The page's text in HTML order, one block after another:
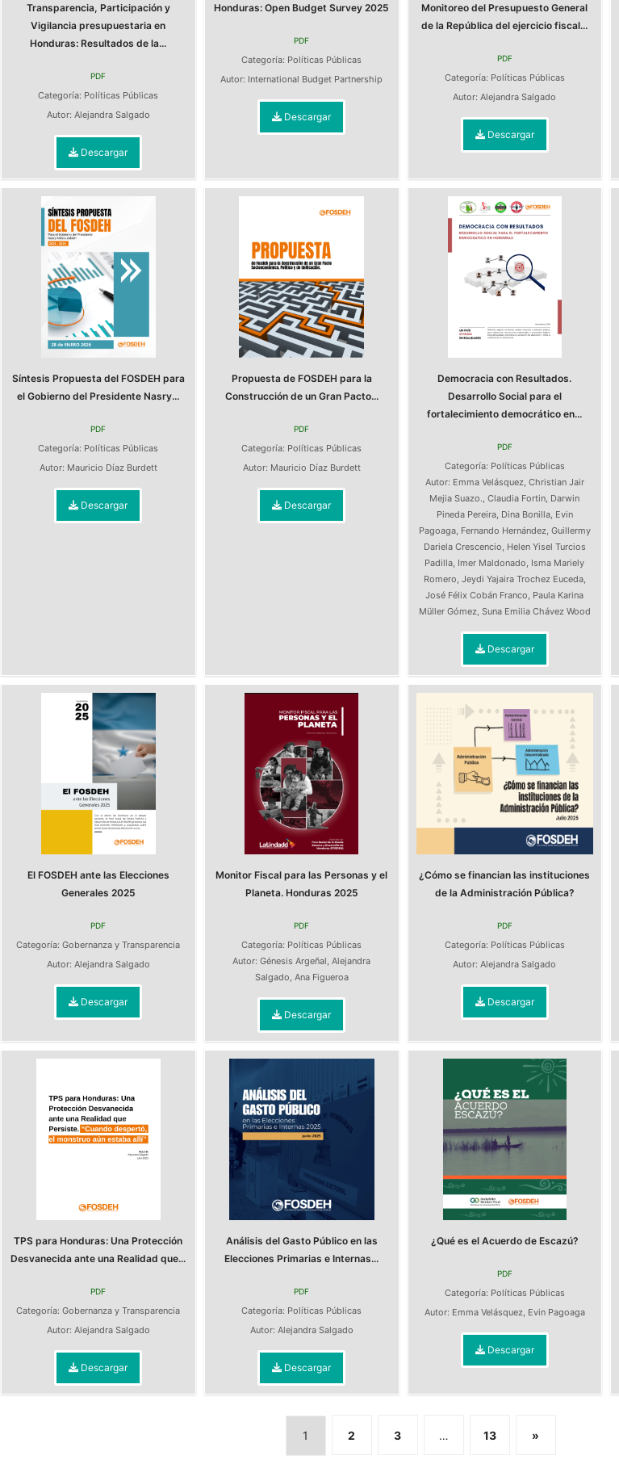
Transparencia, Participación y
Vigilancia presupuestaria en
Honduras: Resultados de la...
PDF
Categoría: Políticas Públicas
Autor: Alejandra Salgado
Descargar
Honduras: Open Budget Survey 2025
PDF
Categoría: Políticas Públicas
Autor: International Budget Partnership
Descargar
Monitoreo del Presupuesto General
de la República del ejercicio fiscal...
PDF
Categoría: Políticas Públicas
Autor:Alejandra Salgado
Descargar
Síntesis Propuesta del FOSDEH para
el Gobierno del Presidente Nasry...
PDF
Categoría: Políticas Públicas
Autor: Mauricio Díaz Burdett
Descargar
Propuesta de FOSDEH para la
Construcción de un Gran Pacto...
PDF
Categoría: Políticas Públicas
Autor: Mauricio Díaz Burdett
Descargar
Democracia con Resultados.
Desarrollo Social para el
fortalecimiento democrático en...
PDF
Categoría: Políticas Públicas
Autor: Emma Velásquez, Christian Jair
Mejia Suazo.,Claudia Fortin, Darwin
Pineda Pereira, Dina Bonilla, Evin
Pagoaga, Fernando Hernández, Guillermy
Dariela Crescencio, Helen Yisel Turcios
Padilla, Imer Maldonado, Isma Mariely
Romero, Jeydi Yajaira Trochez Euceda,
José Félix Cobán Franco, Paula Karina
Müller Gómez, Suna Emilia Chávez Wood
Descargar
El FOSDEH ante las Elecciones
Generales 2025
PDF
Categoría:Gobernanza y Transparencia
Autor: Alejandra Salgado
Descargar
Monitor Fiscal para las Personas y el
Planeta. Honduras 2025
PDF
Categoría: Políticas Públicas
Autor:Génesis Argeñal,Alejandra
Salgado, Ana Figueroa
Descargar
¿Cómo se financian las instituciones
de la Administración Pública?
PDF
Categoría: Políticas Públicas
Autor:Alejandra Salgado
Descargar
TPS para Honduras: Una Protección
Desvanecida ante una Realidad que...
PDF
Categoría:Gobernanza y Transparencia
Autor: Alejandra Salgado
Descargar
Análisis del Gasto Público en las
Elecciones Primarias e Internas...
PDF
Categoría: Políticas Públicas
Autor: Alejandra Salgado
Descargar
¿Qué es el Acuerdo de Escazú?
PDF
Categoría: Políticas Públicas
Autor: Emma Velásquez, Evin Pagoaga
Descargar
1 2 3 … 13 »